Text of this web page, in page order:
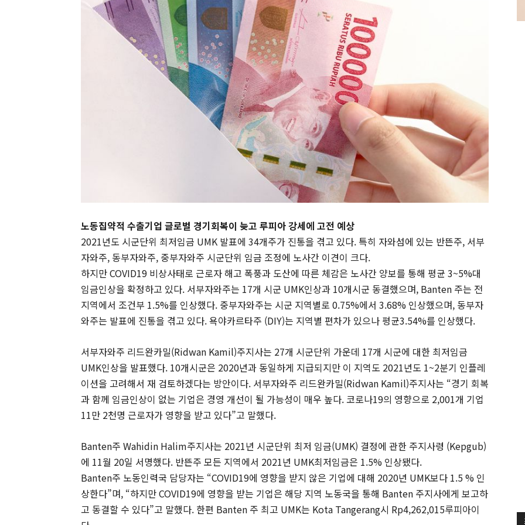
노동집약적 수출기업 글로벌 경기회복이 늦고 루피아 강세에 고전 예상
2021년도 시군단위 최저임금 UMK 발표에 34개주가 진통을 겪고 있다. 특히 자와섬에 있는 반뜬주, 서부
자와주, 동부자와주, 중부자와주 시군단위 임금 조정에 노사간 이견이 크다.
하지만 COVID19 비상사태로 근로자 해고 폭풍과 도산에 따른 체감은 노사간 양보를 통해 평균 3~5%대
임금인상을 확정하고 있다. 서부자와주는 17개 시군 UMK인상과 10개시군 동결했으며, Banten 주는 전
지역에서 조건부 1.5%를 인상했다. 중부자와주는 시군 지역별로 0.75%에서 3.68% 인상했으며, 동부자
와주는 발표에 진통을 겪고 있다. 욕야카르타주 (DIY)는 지역별 편차가 있으나 평균3.54%를 인상했다.
서부자와주 리드완카밀(Ridwan Kamil)주지사는 27개 시군단위 가운데 17개 시군에 대한 최저임금
UMK인상을 발표했다. 10개시군은 2020년과 동일하게 지급되지만 이 지역도 2021년도 1~2분기 인플레
이션을 고려해서 재 검토하겠다는 방안이다. 서부자와주 리드완카밀(Ridwan Kamil)주지사는 “경기 회복
과 함께 임금인상이 없는 기업은 경영 개선이 될 가능성이 매우 높다. 코로나19의 영향으로 2,001개 기업
11만 2천명 근로자가 영향을 받고 있다”고 말했다.
Banten주 Wahidin Halim주지사는 2021년 시군단위 최저 임금(UMK) 결정에 관한 주지사령 (Kepgub)
에 11월 20일 서명했다. 반뜬주 모든 지역에서 2021년 UMK최저임금은 1.5% 인상됐다.
Banten주 노동인력국 담당자는 “COVID19에 영향을 받지 않은 기업에 대해 2020년 UMK보다 1.5 % 인
상한다”며, “하지만 COVID19에 영향을 받는 기업은 해당 지역 노동국을 통해 Banten 주지사에게 보고하
고 동결할 수 있다”고 말했다. 한편 Banten 주 최고 UMK는 Kota Tangerang시 Rp4,262,015루피아이